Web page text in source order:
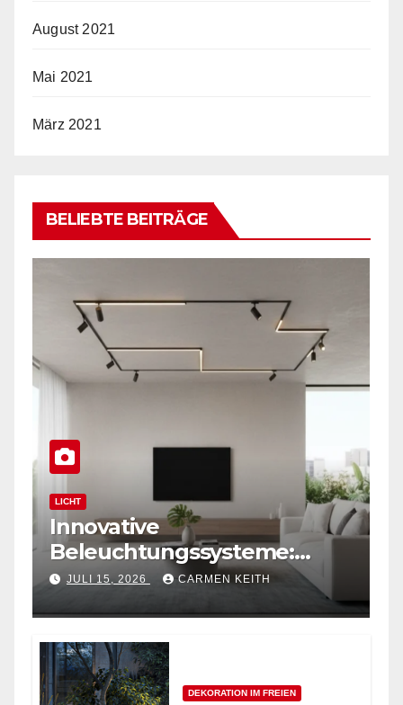
August 2021
Mai 2021
März 2021
BELIEBTE BEITRÄGE
LICHT
Innovative
Beleuchtungssysteme:
Moderne magnetische
Schienensysteme für
JULI 15, 2026 CARMEN KEITH
DEKORATION IM FREIEN